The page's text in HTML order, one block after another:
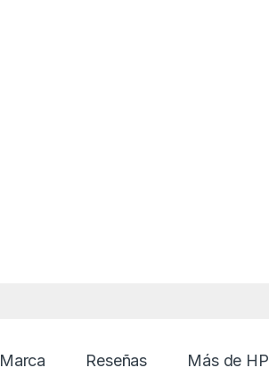
Marca Reseñas Más de HP